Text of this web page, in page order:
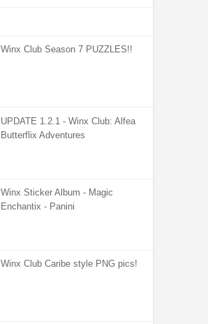
Winx Club Season 7 PUZZLES!!
UPDATE 1.2.1 - Winx Club: Alfea
Butterflix Adventures
Winx Sticker Album - Magic
Enchantix - Panini
Winx Club Caribe style PNG pics!